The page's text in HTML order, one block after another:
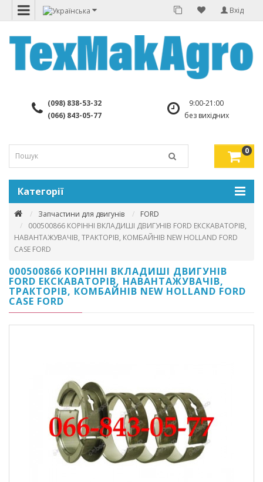
Вхід
(098) 838-53-32
(066) 843-05-77
9:00-21:00
без вихідних
0
Категорії
Запчастини для двигунів
FORD
000500866 КОРІННІ ВКЛАДИШІ ДВИГУНІВ FORD ЕКСКАВАТОРІВ,
НАВАНТАЖУВАЧІВ, ТРАКТОРІВ, КОМБАЙНІВ NEW HOLLAND FORD
CASE FORD
000500866 КОРІННІ ВКЛАДИШІ ДВИГУНІВ
FORD ЕКСКАВАТОРІВ, НАВАНТАЖУВАЧІВ,
ТРАКТОРІВ, КОМБАЙНІВ NEW HOLLAND FORD
CASE FORD